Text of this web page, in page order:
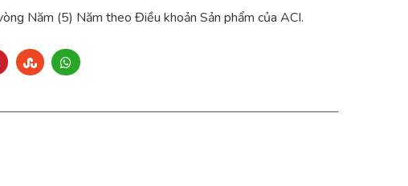
Năm (5) Năm theo Điều khoản Sản phẩm của ACI.